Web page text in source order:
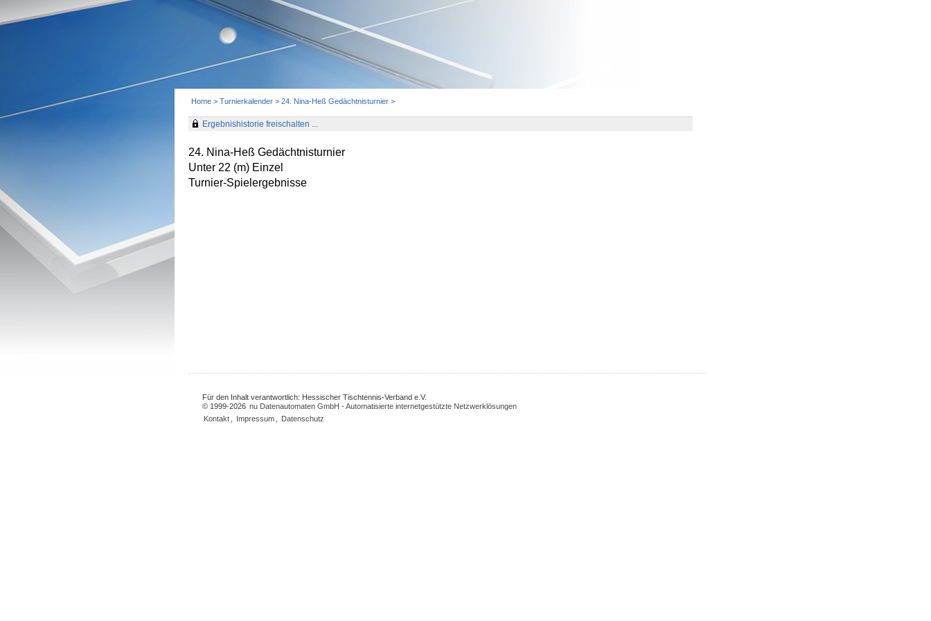
Home > Turnierkalender > 24. Nina-Heß Gedächtnisturnier >
Ergebnishistorie freischalten ...
24. Nina-Heß Gedächtnisturnier
Unter 22 (m) Einzel
Turnier-Spielergebnisse
Für den Inhalt verantwortlich: Hessischer Tischtennis-Verband e.V.
© 1999-2026 nu Datenautomaten GmbH - Automatisierte internetgestützte Netzwerklösungen
Kontakt
Impressum Datenschutz